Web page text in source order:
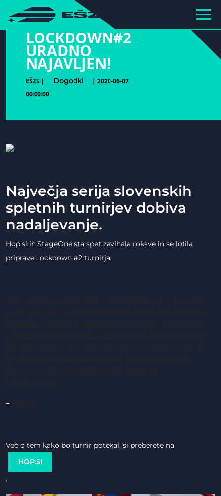
hihiiiiiiiiiii
LOCKDOWN#2
URADNO
NAJAVLJEN!
EŠZS | Dogodki
| 2020-06-07
00:00:00
Največja serija slovenskih
spletnih turnirjev dobiva
nadaljevanje.
Hop.si in StageOne sta spet zavihala rokave in se lotila
priprave Lockdown #2 turnirja.
–
Več o tem kako bo turnir potekal, si preberete na
HOP.SI
.